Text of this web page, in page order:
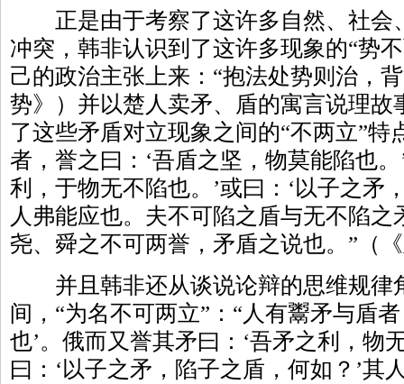
正是由于考察了这许多自然、社会
冲突，韩非认识到了这许多现象的“势
己的政治主张上来：“抱法处势则治，
势》）并以楚人卖矛、盾的寓言说理故
了这些矛盾对立现象之间的“不两立”特
者，誉之曰：‘吾盾之坚，物莫能陷也
利，于物无不陷也。’或曰：‘以子之矛
人弗能应也。夫不可陷之盾与无不陷
尧、舜之不可两誉，矛盾之说也。”（
并且韩非还从谈说论辩的思维规律
间，“为名不可两立”：“人有鬻矛与盾
也’。俄而又誉其矛曰：‘吾矛之利，物
曰：‘以子之矛，陷子之盾，何如？’其